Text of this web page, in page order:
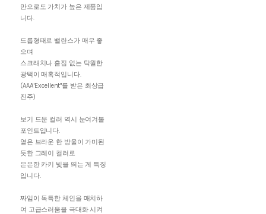
만으로도 가치가 높은 제품입
니다.
드롭형태로 밸란스가 매우 좋
으며
스크래치나 흠집 없는 탁월한
광택이 매혹적입니다.
(AAA"Excellent"를 받은 최상급
진주)
보기 드문 컬러 역시 눈여겨볼
포인트입니다.
옅은 브라운 한 방울이 가미된
듯한 그레이 컬러로
은은한 카키 빛을 띄는 게 특징
입니다.
짜임이 독특한 체인을 매치하
여 고급스러움을 극대화 시켜